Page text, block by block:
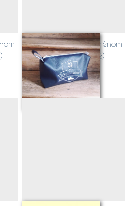
Blason SPORT avec prénom
FOOT (appliqué)
Sur demande